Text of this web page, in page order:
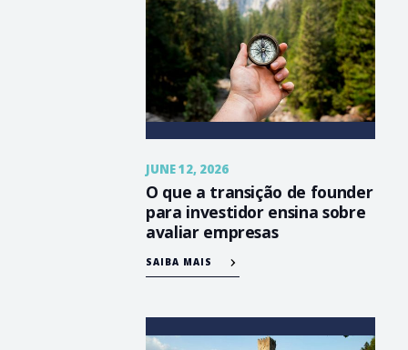
JUNE 12, 2026
O que a transição de founder
para investidor ensina sobre
avaliar empresas
SAIBA MAIS